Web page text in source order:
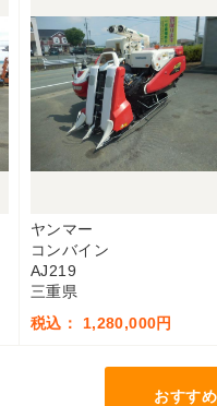
ヤンマー
コンバイン
AJ219
三重県
税込： 1,280,000円
おすす